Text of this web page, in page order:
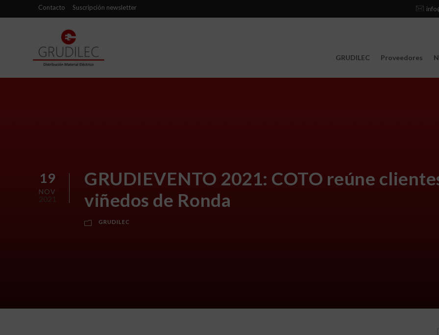
Contacto Suscripción newsletter
GRUDILEC Proveedores
19
NOV
2021
GRUDIEVENTO 2021: COTO reúne
viñedos de Ronda
GRUDILEC